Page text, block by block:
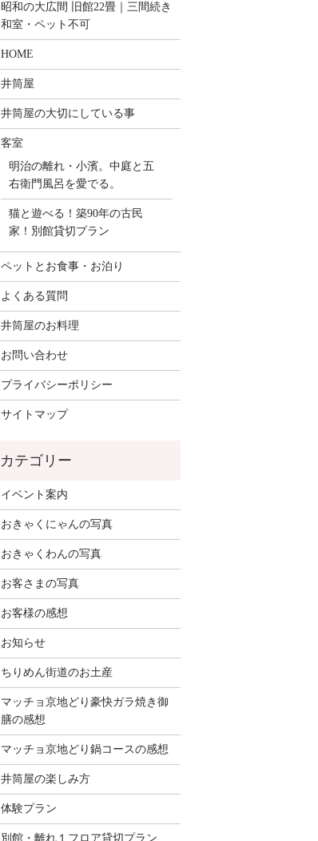
昭和の大広間 旧館22畳｜三間続き
和室・ペット不可
HOME
井筒屋
井筒屋の大切にしている事
客室
明治の離れ・小濱。中庭と五
右衛門風呂を愛でる。
猫と遊べる！築90年の古民
家！別館貸切プラン
ペットとお食事・お泊り
よくある質問
井筒屋のお料理
お問い合わせ
プライバシーポリシー
サイトマップ
イベント案内
おきゃくにゃんの写真
おきゃくわんの写真
お客さまの写真
お客様の感想
お知らせ
ちりめん街道のお土産
マッチョ京地どり豪快ガラ焼き御
膳の感想
マッチョ京地どり鍋コースの感想
井筒屋の楽しみ方
体験プラン
別館・離れ１フロア貸切プラン